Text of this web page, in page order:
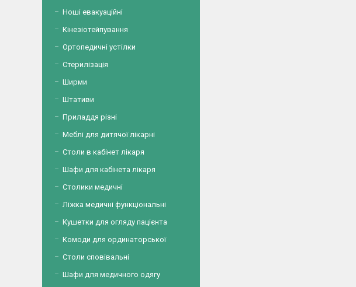
Ноші евакуаційні
Кінезіотейпування
Ортопедичні устілки
Стерилізація
Ширми
Штативи
Приладдя різні
Меблі для дитячої лікарні
Столи в кабінет лікаря
Шафи для кабінета лікаря
Столики медичні
Ліжка медичні функціональні
Кушетки для огляду пацієнта
Комоди для ординаторської
Столи сповівальні
Шафи для медичного одягу